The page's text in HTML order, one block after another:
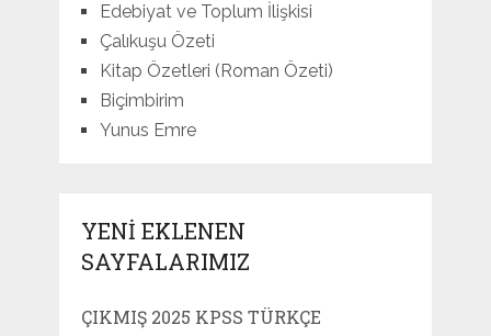
Edebiyat ve Toplum İlişkisi
Çalıkuşu Özeti
Kitap Özetleri (Roman Özeti)
Biçimbirim
Yunus Emre
YENI EKLENEN
SAYFALARIMIZ
ÇIKMIŞ 2025 KPSS TÜRKÇE